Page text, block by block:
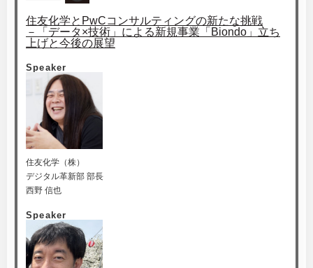
住友化学とPwCコンサルティングの新たな挑戦
－「データ×技術」による新規事業「Biondo」立ち
上げと今後の展望
Speaker
住友化学（株）
デジタル革新部 部長
西野 信也
Speaker